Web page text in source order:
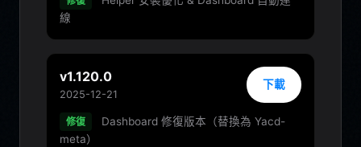
線
v1.120.0
2025-12-21
下載
修復
Dashboard 修復版本（替換為 Yacd-
meta）